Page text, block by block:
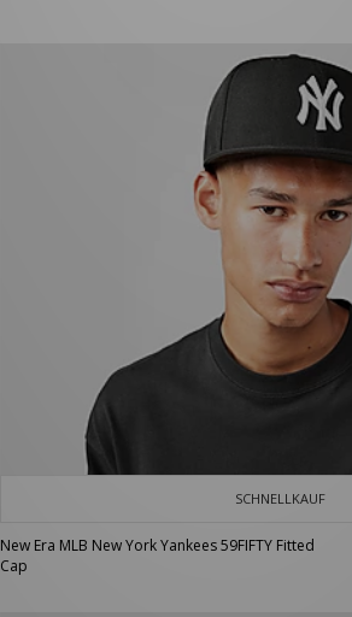
SCHNELLKAUF
New Era MLB New York Yankees 59FIFTY Fitted
Cap